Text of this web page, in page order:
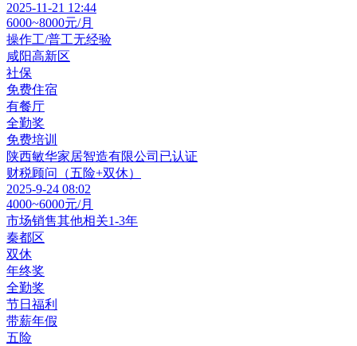
2025-11-21 12:44
6000~8000元/月
操作工/普工无经验
咸阳高新区
社保
免费住宿
有餐厅
全勤奖
免费培训
陕西敏华家居智造有限公司 已认证
财税顾问（五险+双休）
2025-9-24 08:02
4000~6000元/月
市场销售其他相关1-3年
秦都区
双休
年终奖
全勤奖
节日福利
带薪年假
五险